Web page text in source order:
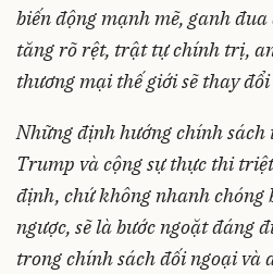
biến động mạnh mẽ, ganh
tăng rõ rệt, trật tự chính trị,
thương mại thế giới sẽ thay
Những định hướng chính sách
Trump và cộng sự thực thi
định, chứ không nhanh chóng
ngược, sẽ là bước ngoặt đáng
trong chính sách đối ngoại và